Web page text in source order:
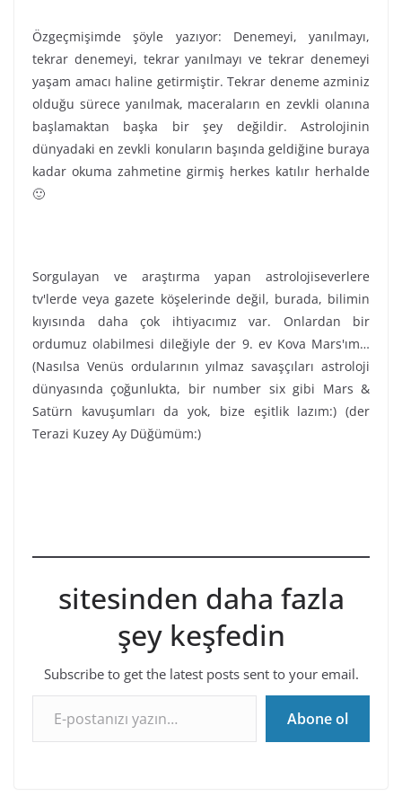
Özgeçmişimde şöyle yazıyor: Denemeyi, yanılmayı,
tekrar denemeyi, tekrar yanılmayı ve tekrar denemeyi
yaşam amacı haline getirmiştir. Tekrar deneme azminiz
olduğu sürece yanılmak, maceraların en zevkli olanına
başlamaktan başka bir şey değildir. Astrolojinin
dünyadaki en zevkli konuların başında geldiğine buraya
kadar okuma zahmetine girmiş herkes katılır herhalde
🙂
Sorgulayan ve araştırma yapan astrolojiseverlere
tv'lerde veya gazete köşelerinde değil, burada, bilimin
kıyısında daha çok ihtiyacımız var. Onlardan bir
ordumuz olabilmesi dileğiyle der 9. ev Kova Mars'ım…
(Nasılsa Venüs ordularının yılmaz savaşçıları astroloji
dünyasında çoğunlukta, bir number six gibi Mars &
Satürn kavuşumları da yok, bize eşitlik lazım:) (der
Terazi Kuzey Ay Düğümüm:)
sitesinden daha fazla
şey keşfedin
Subscribe to get the latest posts sent to your email.
E-postanızı yazın…
Abone ol